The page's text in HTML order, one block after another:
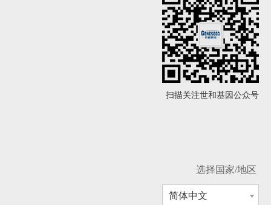
扫描关注世和基因公众号
选择国家/地区
简体中文